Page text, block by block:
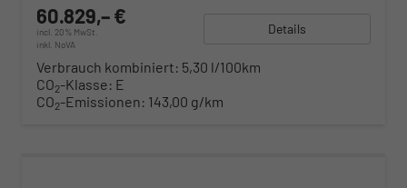
60.829,– €
incl. 20% MwSt.
inkl. NoVA
Details
Verbrauch kombiniert: 5,30 l/100km
CO2-Klasse: E
CO2-Emissionen: 143,00 g/km